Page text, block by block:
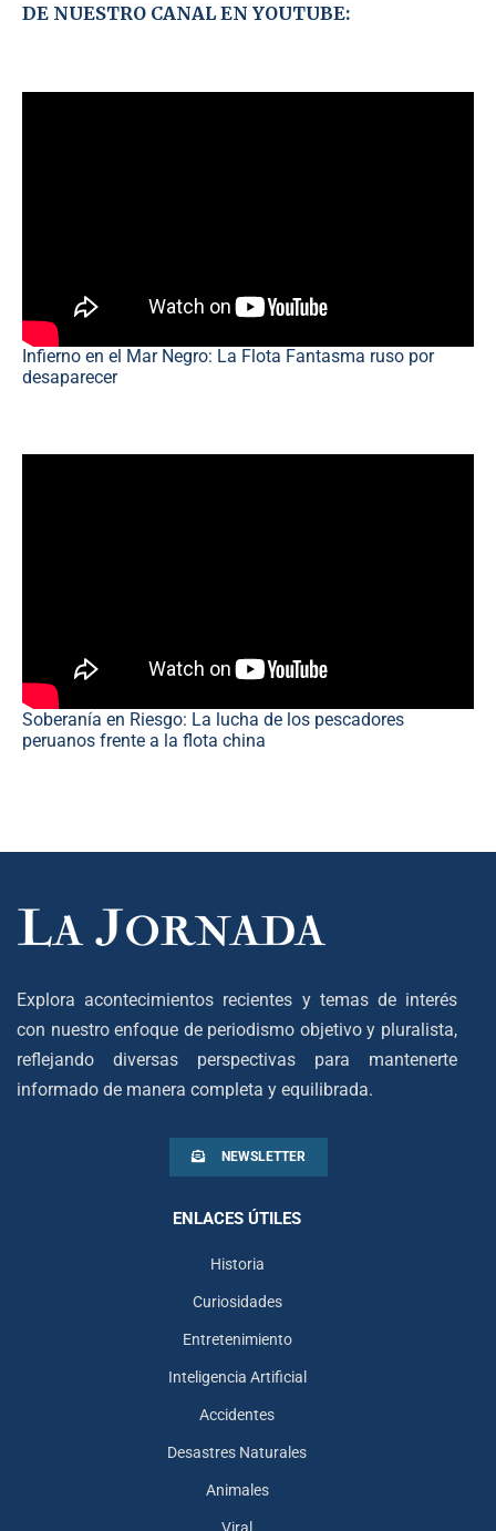
DE NUESTRO CANAL EN YOUTUBE:
Infierno en el Mar Negro: La Flota Fantasma ruso por
desaparecer
Soberanía en Riesgo: La lucha de los pescadores
peruanos frente a la flota china
Explora acontecimientos recientes y temas de interés
con nuestro enfoque de periodismo objetivo y pluralista,
reflejando diversas perspectivas para mantenerte
informado de manera completa y equilibrada.
NEWSLETTER
ENLACES ÚTILES
Historia
Curiosidades
Entretenimiento
Inteligencia Artificial
Accidentes
Desastres Naturales
Animales